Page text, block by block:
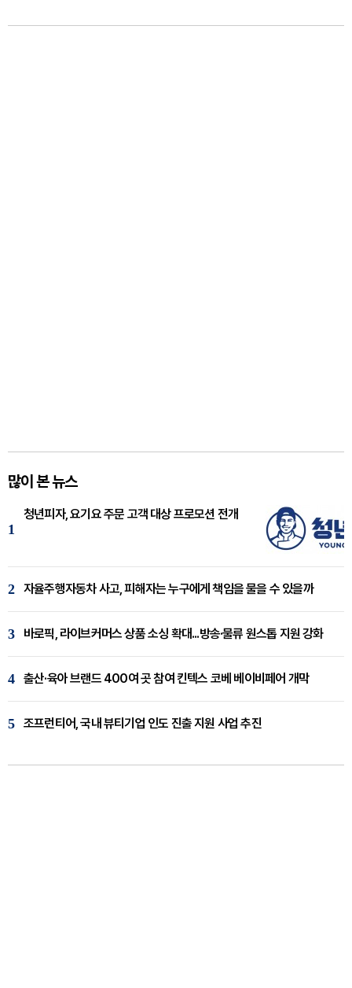
많이 본 뉴스
1
청년피자, 요기요 주문 고객 대상 프로모션 전개
2 자율주행자동차 사고, 피해자는 누구에게 책임을 물을 수 있을까
3 바로픽, 라이브커머스 상품 소싱 확대...방송·물류 원스톱 지원 강화
4 출산·육아 브랜드 400여 곳 참여 킨텍스 코베 베이비페어 개막
5 조프런티어, 국내 뷰티기업 인도 진출 지원 사업 추진